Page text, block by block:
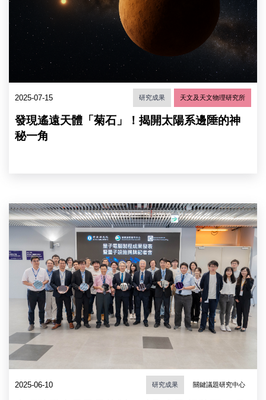
「菊
石」
(Ammonite)
想
像
片
來
源：
中
2025-07-15 研究成果 天文及天文物理研究所
發現遙遠天體「菊石」！揭開太陽系邊陲的神
秘一角
廖
俊
智
院
長
研
究
團
隊。
片
2025-06-10 研究成果 關鍵議題研究中心